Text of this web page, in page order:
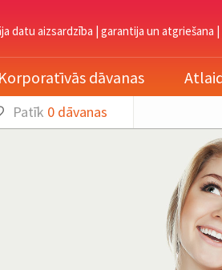
datu aizsardzība | garantija un atgriešana |
Korporatīvās dāvanas
Patīk 0dāvanas